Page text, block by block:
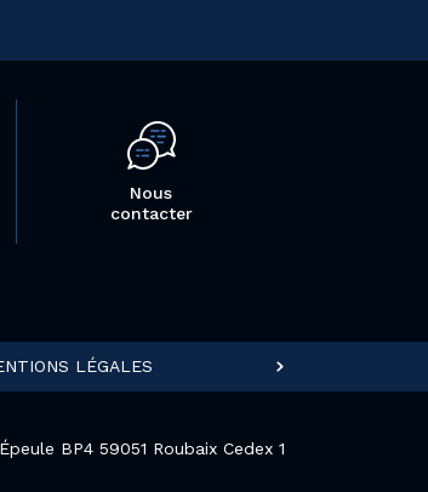
Nous
contacter
LÉGALES
BP4 59051 Roubaix Cedex 1